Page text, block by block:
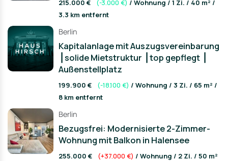
215.000 € (-3.000 €) / Wohnung / 1 Zi. / 40 m² /
3.3 km entfernt
Berlin
Kapitalanlage mit Auszugsvereinbarung
⎟ solide Mietstruktur ⎟ top gepflegt ⎟
Außenstellplatz
199.900 € (-18.100 €) / Wohnung / 3 Zi. / 65 m² /
8 km entfernt
Berlin
Bezugsfrei: Modernisierte 2-Zimmer-
Wohnung mit Balkon in Halensee
255.000 € (+37.000 €) / Wohnung / 2 Zi. / 50 m²